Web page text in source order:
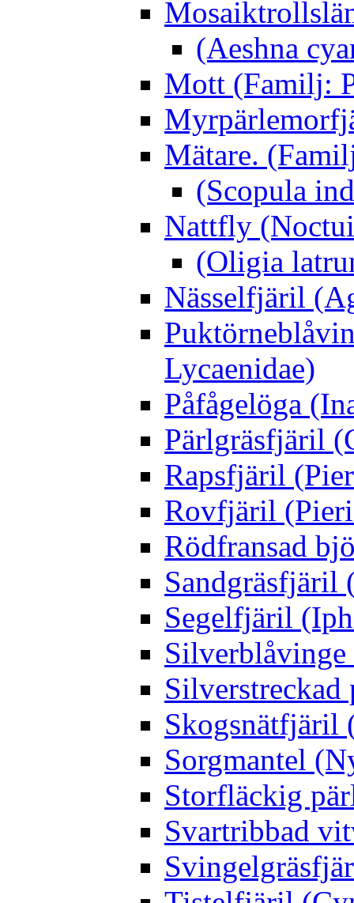
(Aeshna
Mott (Familj:
Mätare.
(Scopula
Nattfly
(Oligia
Nässelfjäril
Lycaenidae)
Påfågelöga
Pärlgräsfjäril
Rapsfjäril
Rovfjäril
Rödfransad
Sandgräsfjäril
Segelfjäril
Silverblåvinge
Skogsnätfjäril
Sorgmantel
Storfläckig
Svartribbad